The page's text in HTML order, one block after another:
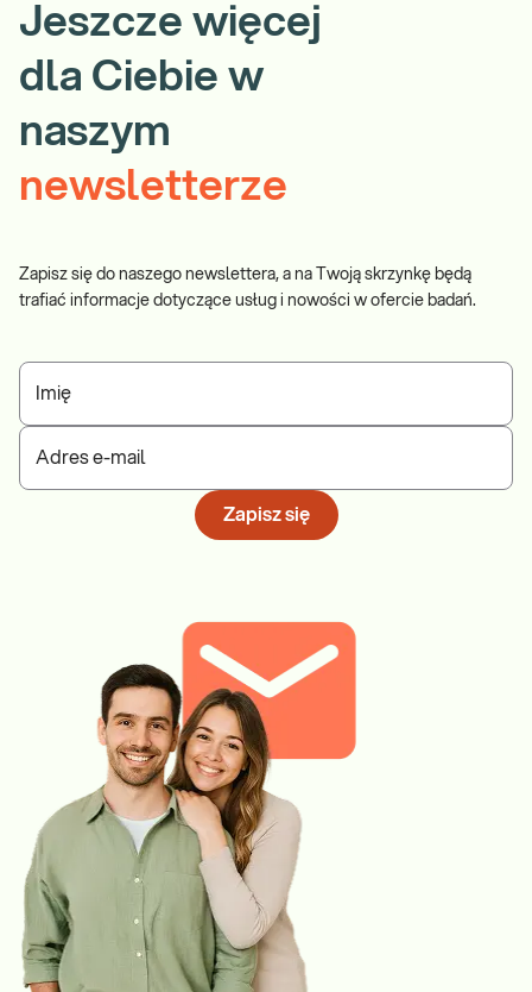
Jeszcze więcej
dla Ciebie w
naszym
newsletterze
Zapisz się do naszego newslettera, a na Twoją skrzynkę będą
trafiać informacje dotyczące usług i nowości w ofercie badań.
Imię
Adres e-mail
Zapisz się